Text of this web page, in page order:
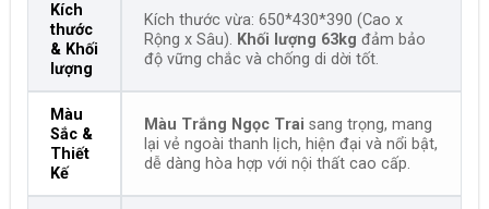
Kích
thước
& Khối
lượng
Kích thước vừa: 650*430*390 (Cao x
Rộng x Sâu). Khối lượng 63kg đảm bảo
độ vững chắc và chống di dời tốt.
Màu
Sắc &
Thiết
Kế
Màu Trắng Ngọc Trai sang trọng, mang
lại vẻ ngoài thanh lịch, hiện đại và nổi bật,
dễ dàng hòa hợp với nội thất cao cấp.